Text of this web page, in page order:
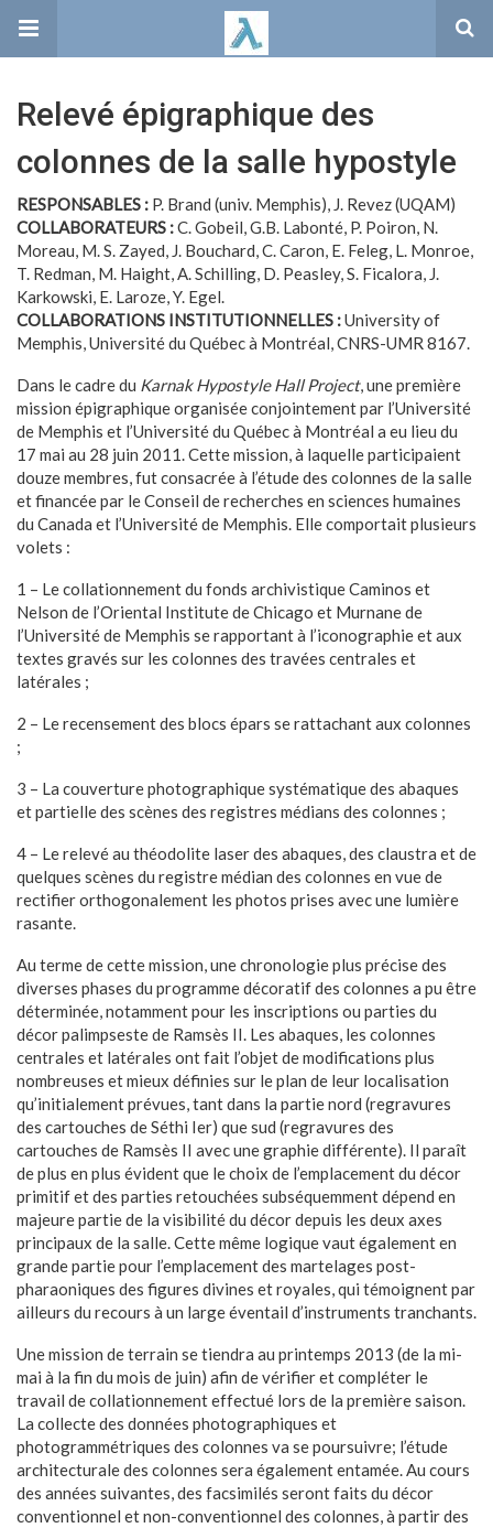
Relevé épigraphique des
colonnes de la salle hypostyle
RESPONSABLES : P. Brand (univ. Memphis), J. Revez (UQAM)
COLLABORATEURS :C. Gobeil, G.B. Labonté, P. Poiron, N.
Moreau, M. S. Zayed, J. Bouchard, C. Caron, E. Feleg, L. Monroe,
T. Redman, M. Haight, A. Schilling, D. Peasley, S. Ficalora, J.
Karkowski, E. Laroze, Y. Egel.
COLLABORATIONS INSTITUTIONNELLES :University of
Memphis, Université du Québec à Montréal, CNRS-UMR 8167.
Dans le cadre du Karnak Hypostyle Hall Project, une première
mission épigraphique organisée conjointement par l’Université
de Memphis et l’Université du Québec à Montréal a eu lieu du
17 mai au 28 juin 2011. Cette mission, à laquelle participaient
douze membres, fut consacrée à l’étude des colonnes de la salle
et financée par le Conseil de recherches en sciences humaines
du Canada et l’Université de Memphis. Elle comportait plusieurs
volets :
1 – Le collationnement du fonds archivistique Caminos et
Nelson de l’Oriental Institute de Chicago et Murnane de
l’Université de Memphis se rapportant à l’iconographie et aux
textes gravés sur les colonnes des travées centrales et
latérales ;
2 – Le recensement des blocs épars se rattachant aux colonnes
;
3 – La couverture photographique systématique des abaques
et partielle des scènes des registres médians des colonnes ;
4 – Le relevé au théodolite laser des abaques, des claustra et de
quelques scènes du registre médian des colonnes en vue de
rectifier orthogonalement les photos prises avec une lumière
rasante.
Au terme de cette mission, une chronologie plus précise des
diverses phases du programme décoratif des colonnes a pu être
déterminée, notamment pour les inscriptions ou parties du
décor palimpseste de Ramsès II. Les abaques, les colonnes
centrales et latérales ont fait l’objet de modifications plus
nombreuses et mieux définies sur le plan de leur localisation
qu’initialement prévues, tant dans la partie nord (regravures
des cartouches de Séthi Ier) que sud (regravures des
cartouches de Ramsès II avec une graphie différente). Il paraît
de plus en plus évident que le choix de l’emplacement du décor
primitif et des parties retouchées subséquemment dépend en
majeure partie de la visibilité du décor depuis les deux axes
principaux de la salle. Cette même logique vaut également en
grande partie pour l’emplacement des martelages post-
pharaoniques des figures divines et royales, qui témoignent par
ailleurs du recours à un large éventail d’instruments tranchants.
Une mission de terrain se tiendra au printemps 2013 (de la mi-
mai à la fin du mois de juin) afin de vérifier et compléter le
travail de collationnement effectué lors de la première saison.
La collecte des données photographiques et
photogrammétriques des colonnes va se poursuivre; l’étude
architecturale des colonnes sera également entamée. Au cours
des années suivantes, des facsimilés seront faits du décor
conventionnel et non-conventionnel des colonnes, à partir des